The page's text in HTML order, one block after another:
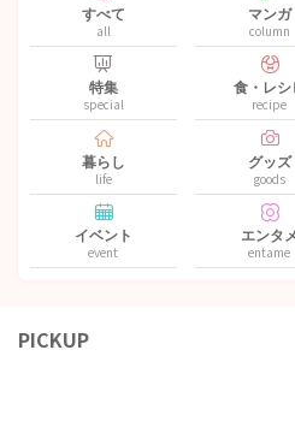
すべて
all
マンガ
column
特集
special
食・レシ
recipe
暮らし
life
グッズ
goods
イベント
event
エンタメ
entame
PICKUP